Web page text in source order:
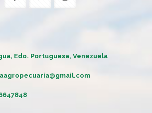
Edo. Portuguesa, Venezuela